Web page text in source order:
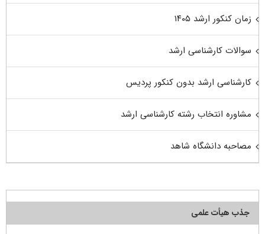
زمان کنکور ارشد ۱۴۰۵
سوالات کارشناسی ارشد
کارشناسی ارشد بدون کنکور پردیس
مشاوره انتخاب رشته کارشناسی ارشد
مصاحبه دانشگاه شاهد
جذب هیأت علمی